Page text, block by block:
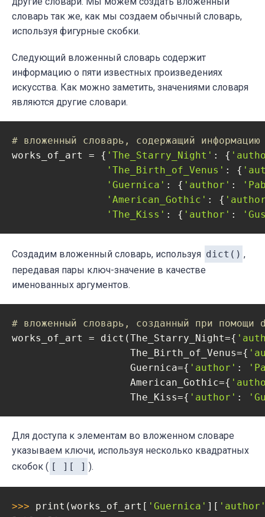
словарь так же, как мы создаем обычный словарь,
используя фигурные скобки.
Следующий вложенный словарь содержит
информацию о пяти известных произведениях
искусства. Как можно заметить, значениями словаря
являются другие словари.
# вложенный словарь, содержащий
works_of_art = { 'The_Starry_Night' : {
'The_Birth_of_Venus' : {
'Guernica' : { 'author' :
'American_Gothic' : {
'The_Kiss' : { 'author' :
Создадим вложенный словарь, используя dict() ,
передавая пары ключ-значение в качестве
именованных аргументов.
# вложенный словарь, созданный при
works_of_art = dict(The_Starry_Night={
                    The_Birth_of_Venus={
                    Guernica={
'author' :
                    American_Gothic={
                    The_Kiss={
'author' :
Для доступа к элементам во вложенном словаре
указываем ключи, используя несколько квадратных
скобок ( [ ][ ] ).
>>> print(works_of_art[ 'Guernica' ][